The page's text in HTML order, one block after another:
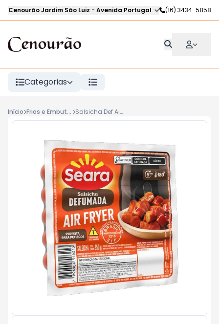
Cenourão Jardim São Luiz - Avenida Portugal, Ribeirão Preto-SP
(16) 3434-5858
Categorias
Início Frios e Embutidos Salsicha Def Air Fryrer SEARA 250g